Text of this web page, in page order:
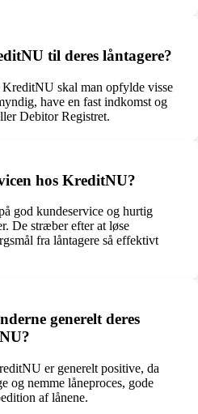
til deres låntagere?
KreditNU skal man opfylde visse
have en fast indkomst og
Debitor Registret.
hos KreditNU?
god kundeservice og hurtig
De stræber efter at løse
fra låntagere så effektivt
generelt deres
er generelt positive, da
og nemme låneproces, gode
af lånene.